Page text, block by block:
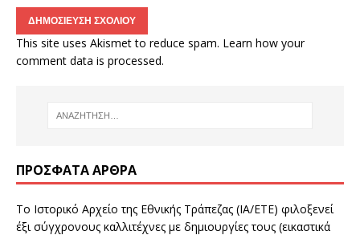
This site uses Akismet to reduce spam. Learn how your
comment data is processed.
ΠΡΌΣΦΑΤΑ ΆΡΘΡΑ
Το Ιστορικό Αρχείο της Εθνικής Τράπεζας (ΙΑ/ΕΤΕ) φιλοξενεί
έξι σύγχρονους καλλιτέχνες με δημιουργίες τους (εικαστικά